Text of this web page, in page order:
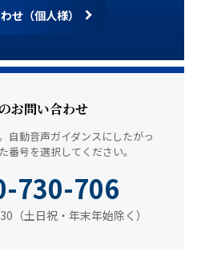
せ（個人様）
お問い合わせ
730-706
（土日祝・年末年始除く）
自動音声ガイダンスにしたがっ
番号を選択してください。